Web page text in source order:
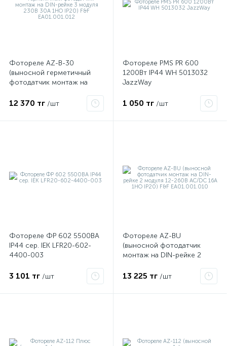
Фотореле AZ-B-30
(выносной герметичный
фотодатчик монтаж на
30А 1НО IP20) F&F
12 370 тг /шт
Фотореле PMS PR 600
1200Вт IP44 WH 5013032
JazzWay
1 050 тг /шт
Фотореле ФР 602 5500ВА
IP44 сер. IEK LFR20-602-
4400-003
3 101 тг /шт
Фотореле AZ-BU
(выносной фотодатчик
монтаж на DIN-рейке 2
1НО IP20) F&F EA01.001.010
13 225 тг /шт